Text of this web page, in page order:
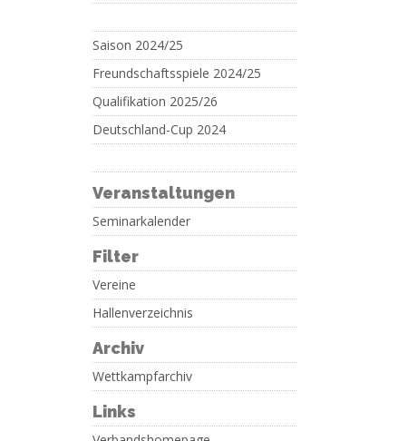
Saison 2024/25
Freundschaftsspiele 2024/25
Qualifikation 2025/26
Deutschland-Cup 2024
Veranstaltungen
Seminarkalender
Filter
Vereine
Hallenverzeichnis
Archiv
Wettkampfarchiv
Links